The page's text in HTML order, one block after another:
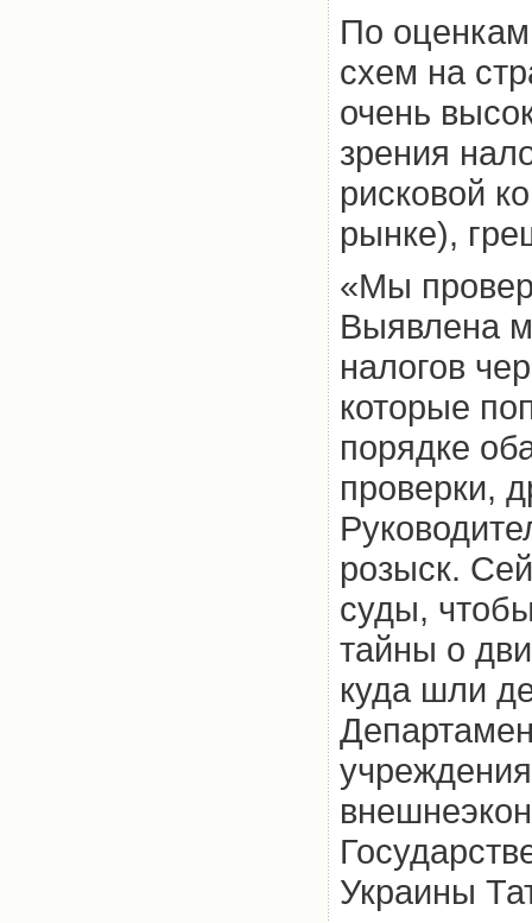
По
схем на
очень
зрения
рисковой
рынке),
«Мы
Выявлена
налогов
которые
порядке
проверки,
розыск.
суды,
тайны о
куда шли
Украины